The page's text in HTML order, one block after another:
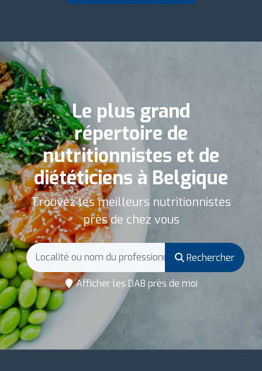
Le plus grand
répertoire de
nutritionnistes et de
diététiciens à Belgique
Trouvez les meilleurs nutritionnistes
près de chez vous
Rechercher
Afficher les DAB près de moi